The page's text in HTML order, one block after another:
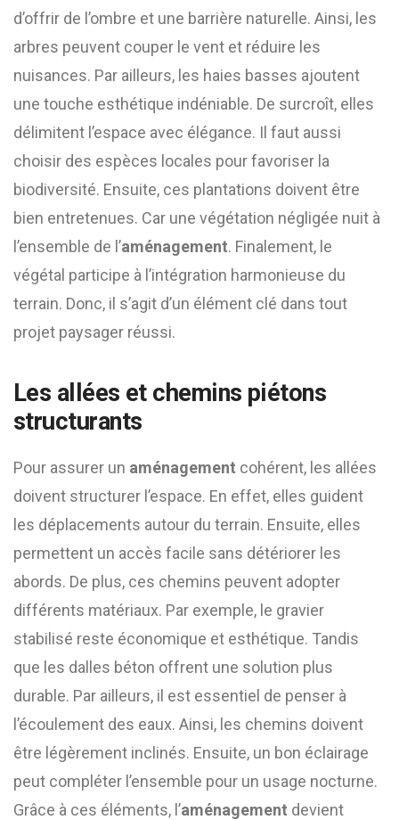
d’offrir de l’ombre et une barrière naturelle. Ainsi, les
arbres peuvent couper le vent et réduire les
nuisances. Par ailleurs, les haies basses ajoutent
une touche esthétique indéniable. De surcroît, elles
délimitent l’espace avec élégance. Il faut aussi
choisir des espèces locales pour favoriser la
biodiversité. Ensuite, ces plantations doivent être
bien entretenues. Car une végétation négligée nuit à
l’ensemble de l’aménagement. Finalement, le
végétal participe à l’intégration harmonieuse du
terrain. Donc, il s’agit d’un élément clé dans tout
projet paysager réussi.
Les allées et chemins piétons
structurants
Pour assurer un aménagement cohérent, les allées
doivent structurer l’espace. En effet, elles guident
les déplacements autour du terrain. Ensuite, elles
permettent un accès facile sans détériorer les
abords. De plus, ces chemins peuvent adopter
différents matériaux. Par exemple, le gravier
stabilisé reste économique et esthétique. Tandis
que les dalles béton offrent une solution plus
durable. Par ailleurs, il est essentiel de penser à
l’écoulement des eaux. Ainsi, les chemins doivent
être légèrement inclinés. Ensuite, un bon éclairage
peut compléter l’ensemble pour un usage nocturne.
Grâce à ces éléments, l’aménagement devient